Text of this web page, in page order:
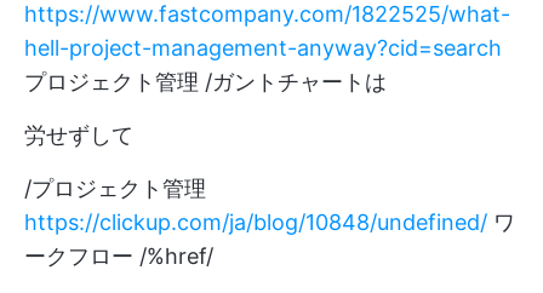
https://www.fastcompany.com/1822525/what-
hell-project-management-anyway?cid=search
プロジェクト管理 /ガントチャートは
労せずして
/プロジェクト管理
https://clickup.com/ja/blog/10848/undefined/ ワ
ークフロー /%href/